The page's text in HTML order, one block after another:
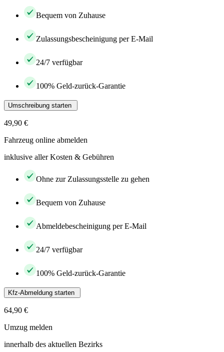
Bequem von Zuhause
Zulassungsbescheinigung per E-Mail
24/7 verfügbar
100% Geld-zurück-Garantie
Umschreibung starten
49,90 €
Fahrzeug online abmelden
inklusive aller Kosten & Gebühren
Ohne zur Zulassungsstelle zu gehen
Bequem von Zuhause
Abmeldebescheinigung per E-Mail
24/7 verfügbar
100% Geld-zurück-Garantie
Kfz-Abmeldung starten
64,90 €
Umzug melden
innerhalb des aktuellen Bezirks